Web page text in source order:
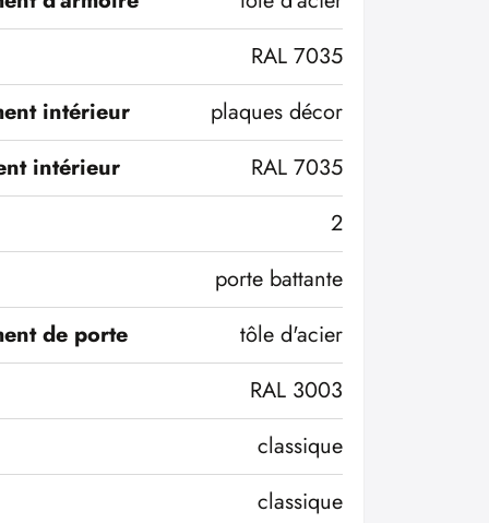
RAL 7035
intérieur
plaques décor
intérieur
RAL 7035
2
porte battante
de porte
tôle d'acier
RAL 3003
classique
classique